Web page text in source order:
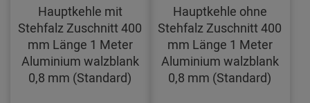
Hauptkehle mit
Stehfalz Zuschnitt 400
mm Länge 1 Meter
Aluminium walzblank
0,8 mm (Standard)
Hauptkehle ohne
Stehfalz Zuschnitt 400
mm Länge 1 Meter
Aluminium walzblank
0,8 mm (Standard)